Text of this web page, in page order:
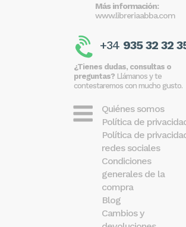
Más información:
www.libreriaabba.com
+34 935 32 32
¿Tienes dudas, consultas o
preguntas? Llámanos y te
contestaremos con mucho gusto.
Quiénes somos
Política de
Política de
redes sociales
Condiciones
generales de la
compra
Blog
Cambios y